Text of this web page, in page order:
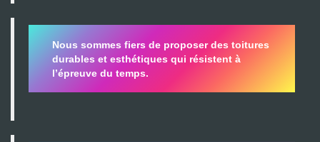
Nous sommes fiers de proposer des toitures
durables et esthétiques qui résistent à
l’épreuve du temps.